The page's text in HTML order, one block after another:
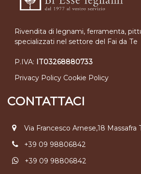
Rivendita di legnami, ferramenta,
specializzati nel settore del Fai da Te
P.IVA: IT03268880733
Privacy Policy Cookie Policy
CONTATTACI
Via Francesco Arnese,18 Massafra
+39 09 98806842
+39 09 98806842